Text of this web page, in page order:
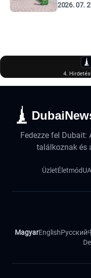
2026. 07.
4.
Fedezze fel Dubait:
találkoznak és
ÜzletÉletmód
MagyarEnglishРусский